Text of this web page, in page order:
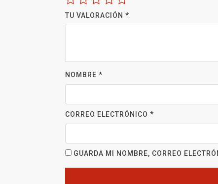
TU VALORACIÓN *
NOMBRE *
CORREO ELECTRÓNICO *
GUARDA MI NOMBRE, CORREO